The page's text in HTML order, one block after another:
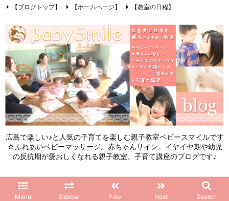
広島で楽しい♪と人気の子育てを楽しむ親子教室ベビースマイルです
☆ふれあいベビーマッサージ。赤ちゃんサイン。イヤイヤ期や幼児
の反抗期が愛おしくなれる親子教室。子育て講座のブログです♪
Menu Sidebar Prev Next Search
【ブログトップ】 【ホームページ】
【教室の日程】
【初めてこのブログを見る方へ】
Facebook Instagram
LINE
RSS
Feedly